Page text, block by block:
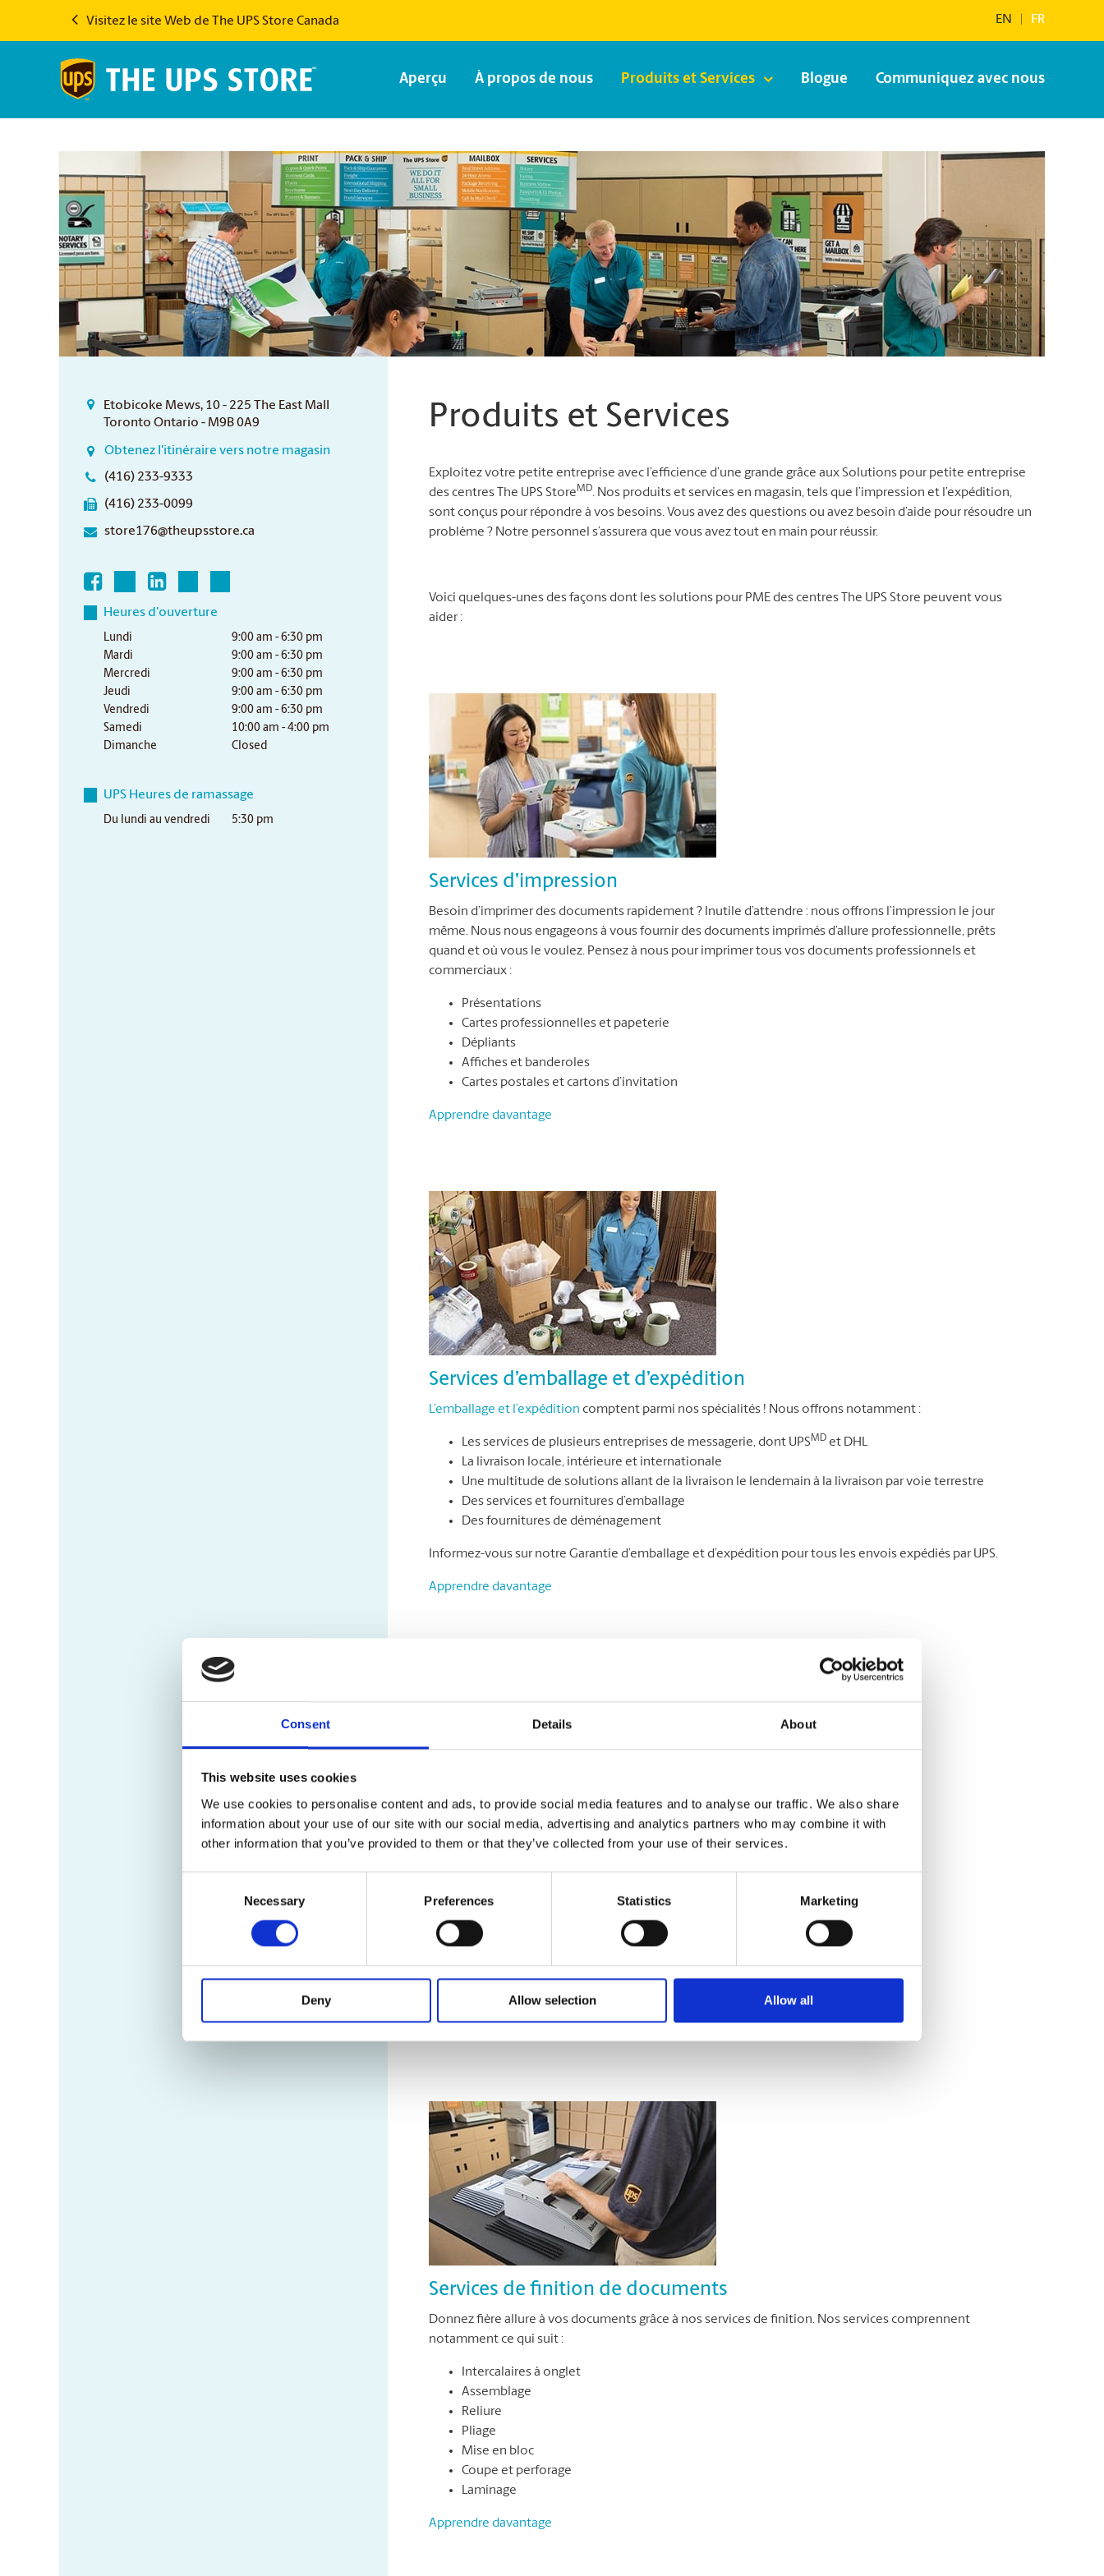
Consent Details About
This website uses cookies
We use cookies to personalise content and ads, to provide social media features and to analyse our traffic. We also share
information about your use of our site with our social media, advertising and analytics partners who may combine it with
other information that you’ve provided to them or that they’ve collected from your use of their services.
Necessary Preferences Statistics Marketing
Deny Allow selection Allow all
Visitez le site Web de The UPS Store Canada EN FR
Aperçu À propos de nous Produits et Services Blogue Communiquez avec nous
Etobicoke Mews, 10 - 225 The East Mall
Toronto Ontario - M9B 0A9
Obtenez l'itinéraire vers notre magasin
(416) 233-9333
(416) 233-0099
store176@theupsstore.ca
Heures d'ouverture
Lundi
9:00 am - 6:30 pm
Mardi
9:00 am - 6:30 pm
Mercredi
9:00 am - 6:30 pm
Jeudi
9:00 am - 6:30 pm
Vendredi
9:00 am - 6:30 pm
Samedi
10:00 am - 4:00 pm
Dimanche
Closed
UPS Heures de ramassage
Du lundi au vendredi 5:30 pm
Produits et Services
Exploitez votre petite entreprise avec l’efficience d’une grande grâce aux Solutions pour petite entreprise
des centres The UPS StoreMD. Nos produits et services en magasin, tels que l’impression et l’expédition,
sont conçus pour répondre à vos besoins. Vous avez des questions ou avez besoin d’aide pour résoudre un
problème ? Notre personnel s’assurera que vous avez tout en main pour réussir.
Voici quelques-unes des façons dont les solutions pour PME des centres The UPS Store peuvent vous
aider :
Services d’impression
Besoin d’imprimer des documents rapidement ? Inutile d’attendre : nous offrons l’impression le jour
même. Nous nous engageons à vous fournir des documents imprimés d’allure professionnelle, prêts
quand et où vous le voulez. Pensez à nous pour imprimer tous vos documents professionnels et
commerciaux :
Présentations
Cartes professionnelles et papeterie
Dépliants
Affiches et banderoles
Cartes postales et cartons d’invitation
Apprendre davantage
Services d’emballage et d’expédition
L’emballage et l’expédition comptent parmi nos spécialités ! Nous offrons notamment :
Les services de plusieurs entreprises de messagerie, dont UPSMD et DHL
La livraison locale, intérieure et internationale
Une multitude de solutions allant de la livraison le lendemain à la livraison par voie terrestre
Des services et fournitures d’emballage
Des fournitures de déménagement
Informez-vous sur notre Garantie d’emballage et d’expédition pour tous les envois expédiés par UPS.
Apprendre davantage
Services de location de boîte postale
Réception de colis livrés par toutes les entreprises de messagerie
Retenue et réacheminement du courrier
Apprendre davantage
Services de finition de documents
Donnez fière allure à vos documents grâce à nos services de finition. Nos services comprennent
notamment ce qui suit :
Intercalaires à onglet
Assemblage
Reliure
Pliage
Mise en bloc
Coupe et perforage
Laminage
Apprendre davantage